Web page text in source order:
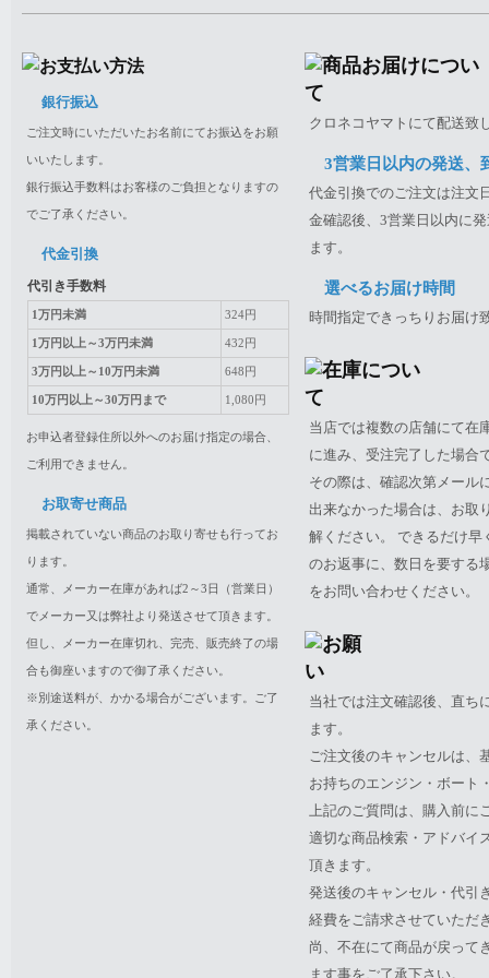
銀行振込
ご注文時にいただいたお名前にてお振込をお願
いいたします。
銀行振込手数料はお客様のご負担となりますの
でご了承ください。
代金引換
代引き手数料
1万円未満 324円
1万円以上～3万円未満 432円
3万円以上～10万円未満 648円
10万円以上～30万円まで 1,080円
お申込者登録住所以外へのお届け指定の場合、
ご利用できません。
お取寄せ商品
掲載されていない商品のお取り寄せも行ってお
ります。
通常、メーカー在庫があれば2～3日（営業日）
でメーカー又は弊社より発送させて頂きます。
但し、メーカー在庫切れ、完売、販売終了の場
合も御座いますので御了承ください。
※別途送料が、かかる場合がございます。ご了
承ください。
クロネコヤマトにて配送致
3営業日以内の発送、
代金引換でのご注文は注文
金確認後、3営業日以内に
ます。
選べるお届け時間
時間指定できっちりお届け
当店では複数の店舗にて在
に進み、受注完了した場合
その際は、確認次第メール
出来なかった場合は、お取
解ください。 できるだけ
のお返事に、数日を要する
をお問い合わせください。
当社では注文確認後、直ち
ます。
ご注文後のキャンセルは、
お持ちのエンジン・ボート
上記のご質問は、購入前に
適切な商品検索・アドバイ
頂きます。
発送後のキャンセル・代引
経費をご請求させていただ
尚、不在にて商品が戻って
ます事をご了承下さい。